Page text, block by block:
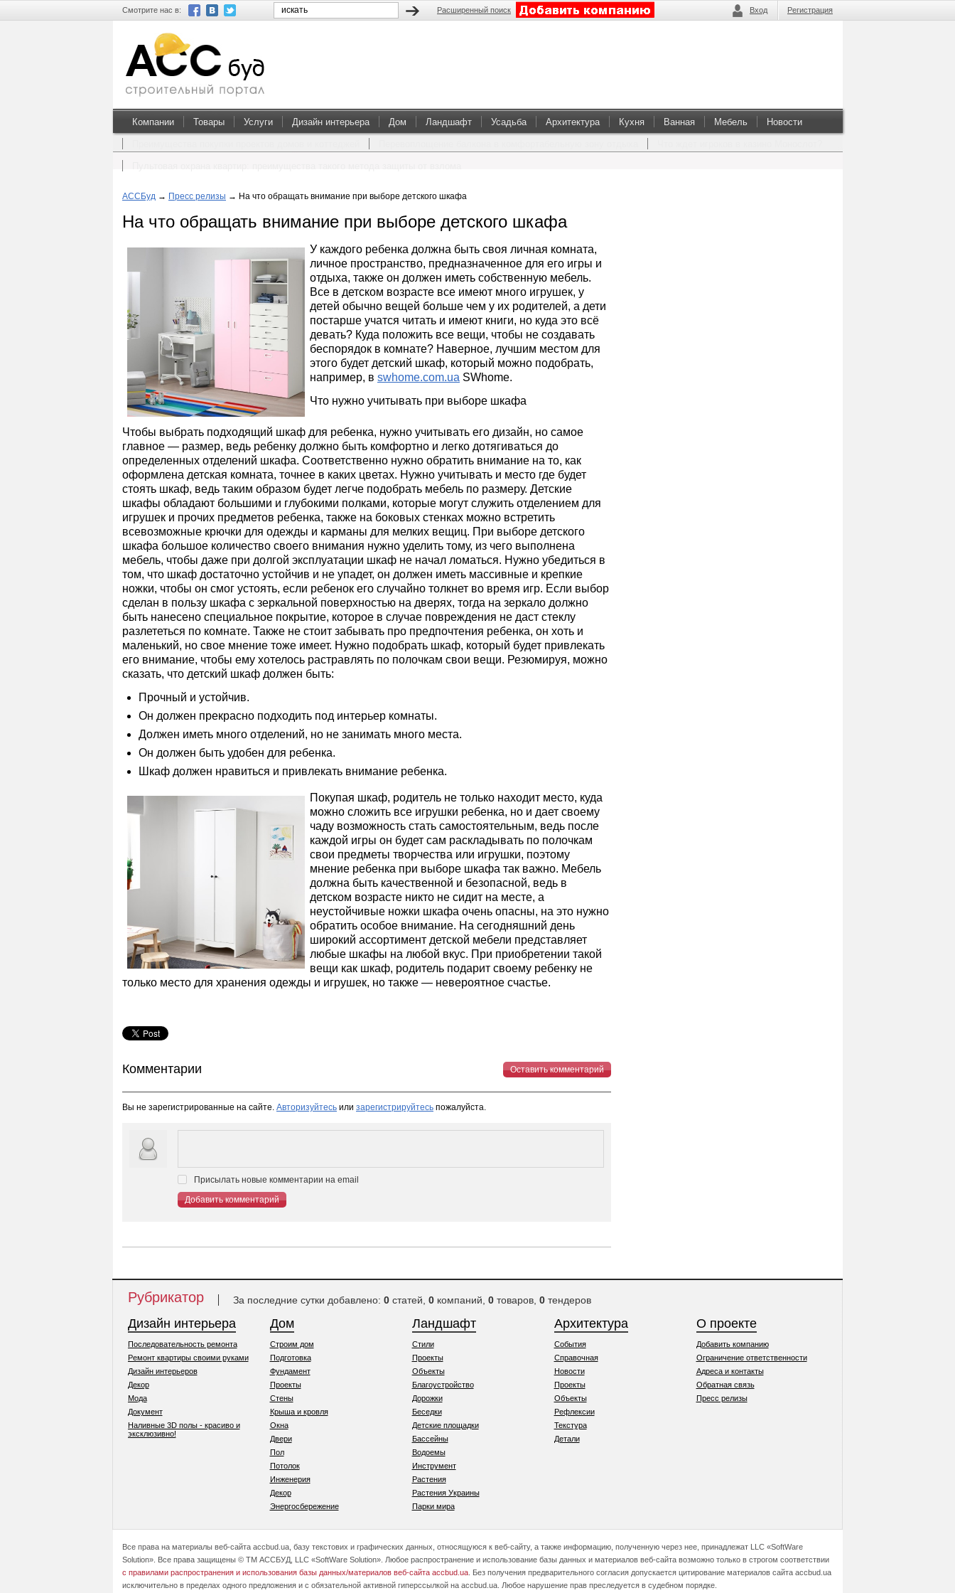
Смотрите нас в: Расширенный поиск Вход Регистрация
Компании Товары Услуги Дизайн интерьера Дом Ландшафт Усадьба Архитектура Кухня Ванная Мебель Новости
АССБуд → Пресс релизы → На что обращать внимание при выборе детского шкафа
На что обращать внимание при выборе детского шкафа
У каждого ребенка должна быть своя личная комната,
личное пространство, предназначенное для его игры и
отдыха, также он должен иметь собственную мебель.
Все в детском возрасте все имеют много игрушек, у
детей обычно вещей больше чем у их родителей, а дети
постарше учатся читать и имеют книги, но куда это всё
девать? Куда положить все вещи, чтобы не создавать
беспорядок в комнате? Наверное, лучшим местом для
этого будет детский шкаф, который можно подобрать,
например, в swhome.com.ua SWhome.
Что нужно учитывать при выборе шкафа
Чтобы выбрать подходящий шкаф для ребенка, нужно учитывать его дизайн, но самое
главное — размер, ведь ребенку должно быть комфортно и легко дотягиваться до
определенных отделений шкафа. Соответственно нужно обратить внимание на то, как
оформлена детская комната, точнее в каких цветах. Нужно учитывать и место где будет
стоять шкаф, ведь таким образом будет легче подобрать мебель по размеру. Детские
шкафы обладают большими и глубокими полками, которые могут служить отделением для
игрушек и прочих предметов ребенка, также на боковых стенках можно встретить
всевозможные крючки для одежды и карманы для мелких вещиц. При выборе детского
шкафа большое количество своего внимания нужно уделить тому, из чего выполнена
мебель, чтобы даже при долгой эксплуатации шкаф не начал ломаться. Нужно убедиться в
том, что шкаф достаточно устойчив и не упадет, он должен иметь массивные и крепкие
ножки, чтобы он смог устоять, если ребенок его случайно толкнет во время игр. Если выбор
сделан в пользу шкафа с зеркальной поверхностью на дверях, тогда на зеркало должно
быть нанесено специальное покрытие, которое в случае повреждения не даст стеклу
разлететься по комнате. Также не стоит забывать про предпочтения ребенка, он хоть и
маленький, но свое мнение тоже имеет. Нужно подобрать шкаф, который будет привлекать
его внимание, чтобы ему хотелось растравлять по полочкам свои вещи. Резюмируя, можно
сказать, что детский шкаф должен быть:
Прочный и устойчив.
Он должен прекрасно подходить под интерьер комнаты.
Должен иметь много отделений, но не занимать много места.
Он должен быть удобен для ребенка.
Шкаф должен нравиться и привлекать внимание ребенка.
Покупая шкаф, родитель не только находит место, куда
можно сложить все игрушки ребенка, но и дает своему
чаду возможность стать самостоятельным, ведь после
каждой игры он будет сам раскладывать по полочкам
свои предметы творчества или игрушки, поэтому
мнение ребенка при выборе шкафа так важно. Мебель
должна быть качественной и безопасной, ведь в
детском возрасте никто не сидит на месте, а
неустойчивые ножки шкафа очень опасны, на это нужно
обратить особое внимание. На сегодняшний день
широкий ассортимент детской мебели представляет
любые шкафы на любой вкус. При приобретении такой
вещи как шкаф, родитель подарит своему ребенку не
только место для хранения одежды и игрушек, но также — невероятное счастье.
Комментарии Оставить комментарий
Вы не зарегистрированные на сайте. Авторизуйтесь или зарегистрируйтесь пожалуйста.
Присылать новые комментарии на email
Добавить комментарий
Рубрикатор За последние сутки добавлено: 0статей, 0компаний, 0товаров, 0тендеров
Дизайн интерьера
Последовательность ремонта
Ремонт квартиры своими руками
Дизайн интерьеров
Декор
Мода
Документ
Наливные 3D полы - красиво и
эксклюзивно!
Дом
Строим дом
Подготовка
Фундамент
Проекты
Стены
Крыша и кровля
Окна
Двери
Пол
Потолок
Инженерия
Декор
Энергосбережение
Ландшафт
Стили
Проекты
Объекты
Благоустройство
Дорожки
Беседки
Детские площадки
Бассейны
Водоемы
Инструмент
Растения
Растения Украины
Парки мира
Архитектура
События
Справочная
Новости
Проекты
Объекты
Рефлексии
Текстура
Детали
О проекте
Добавить компанию
Ограничение ответственности
Адреса и контакты
Обратная связь
Пресс релизы
Все права на материалы веб-сайта accbud.ua, базу текстових и графических данных, относящуюся к веб-сайту, а также информацию, полученную через нее, принадлежат LLC «SoftWare
Solution». Все права защищены © ТМ АССБУД, LLC «SoftWare Solution». Любое распространение и использование базы данных и материалов веб-сайта возможно только в строгом соответствии
с правилами распространения и использования базы данных/материалов веб-сайта accbud.ua . Без получения предварительного согласия допускается цитирование материалов сайта accbud.ua
исключительно в пределах одного предложения и с обязательной активной гиперссылкой на accbud.ua. Любое нарушение прав преследуется в судебном порядке.